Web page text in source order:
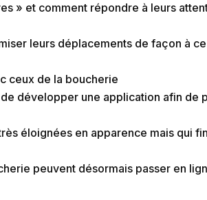
» et comment répondre à leurs
leurs déplacements de façon à
ceux de la boucherie
développer une application afin de
éloignées en apparence mais qui
peuvent désormais passer en